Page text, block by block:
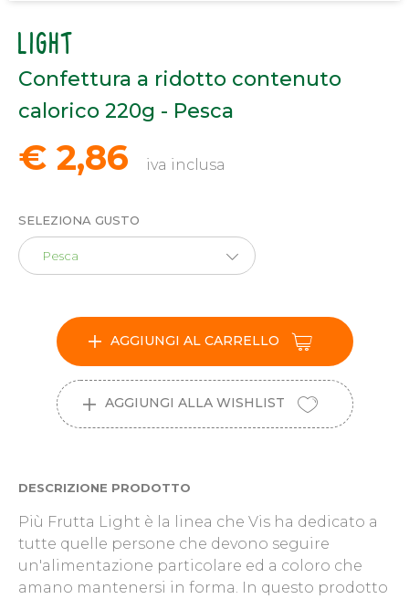
LIGHT
Confettura a ridotto contenuto
calorico 220g - Pesca
€ 2,86 iva inclusa
SELEZIONA GUSTO
Pesca
AGGIUNGI AL CARRELLO
AGGIUNGI ALLA WISHLIST
DESCRIZIONE PRODOTTO
Più Frutta Light è la linea che Vis ha dedicato a
tutte quelle persone che devono seguire
un'alimentazione particolare ed a coloro che
amano mantenersi in forma. In questo prodotto